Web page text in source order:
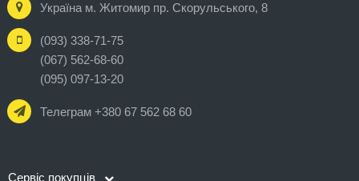
Україна м. Житомир пр. Скорульського, 8
(093) 338-71-75
(067) 562-68-60
(095) 097-13-20
Телеграм +380 67 562 68 60
Сервіс покупців